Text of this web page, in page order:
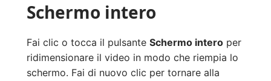
Schermo intero
Fai clic o tocca il pulsante Schermo intero per
ridimensionare il video in modo che riempia lo
schermo. Fai di nuovo clic per tornare alla